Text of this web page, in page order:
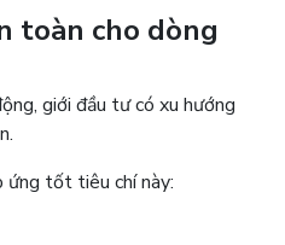
toàn cho dòng
giới đầu tư có xu hướng
ứng tốt tiêu chí này: